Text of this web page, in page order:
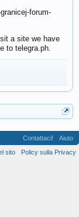
forum-
a site we have
to telegra.ph.
Contattaci!
Aiuto
sito
Policy sulla Privacy